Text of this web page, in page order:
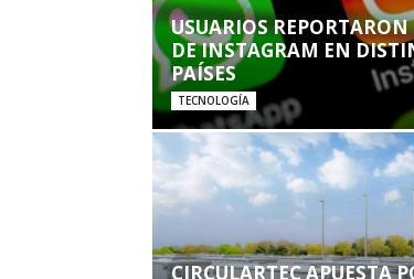
USUARIOS
DE INSTAGRAM EN
PAÍSES
TECNOLOGÍA
CIRCULARTEC APUESTA